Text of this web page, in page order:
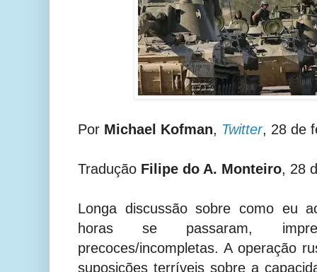
Por Michael Kofman, Twitter, 28 de
Tradução Filipe do A. Monteiro, 28
Longa discussão sobre como eu
horas se passaram,
precoces/incompletas. A operação
suposições terríveis sobre a